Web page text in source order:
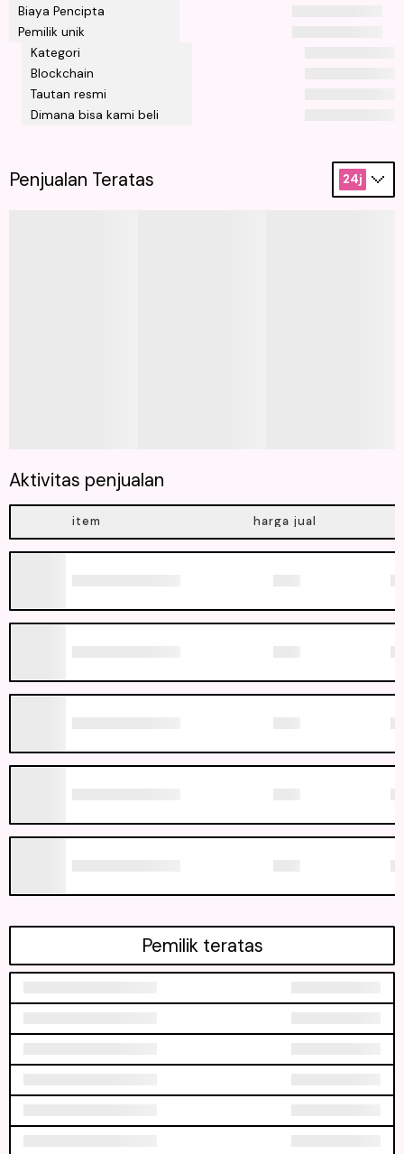
Biaya Pencipta
Pemilik unik
Kategori
Blockchain
Tautan resmi
Dimana bisa kami beli
Penjualan Teratas 24j
Aktivitas penjualan
item harga jual
Pemilik teratas